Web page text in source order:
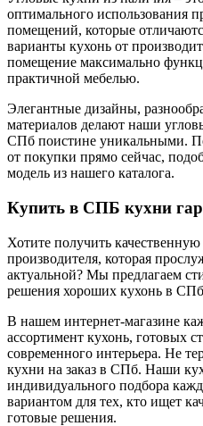
оптимального использования
помещений, которые
варианты кухонь от
помещение максимально
практичной мебелью.
Элегантные дизайны,
материалов делают наши
СПб поистине уникальными.
от покупки прямо сейчас,
модель из нашего каталога.
Купить в СПБ кухни
Хотите получить
производителя, которая
актуальной? Мы предлагаем
решения хороших кухонь в
В нашем интернет-магазине
ассортимент кухонь, готовых
современного интерьера. Не
кухни на заказ в СПб. Наши
индивидуального подбора
вариантом для тех, кто ищет
готовые решения.